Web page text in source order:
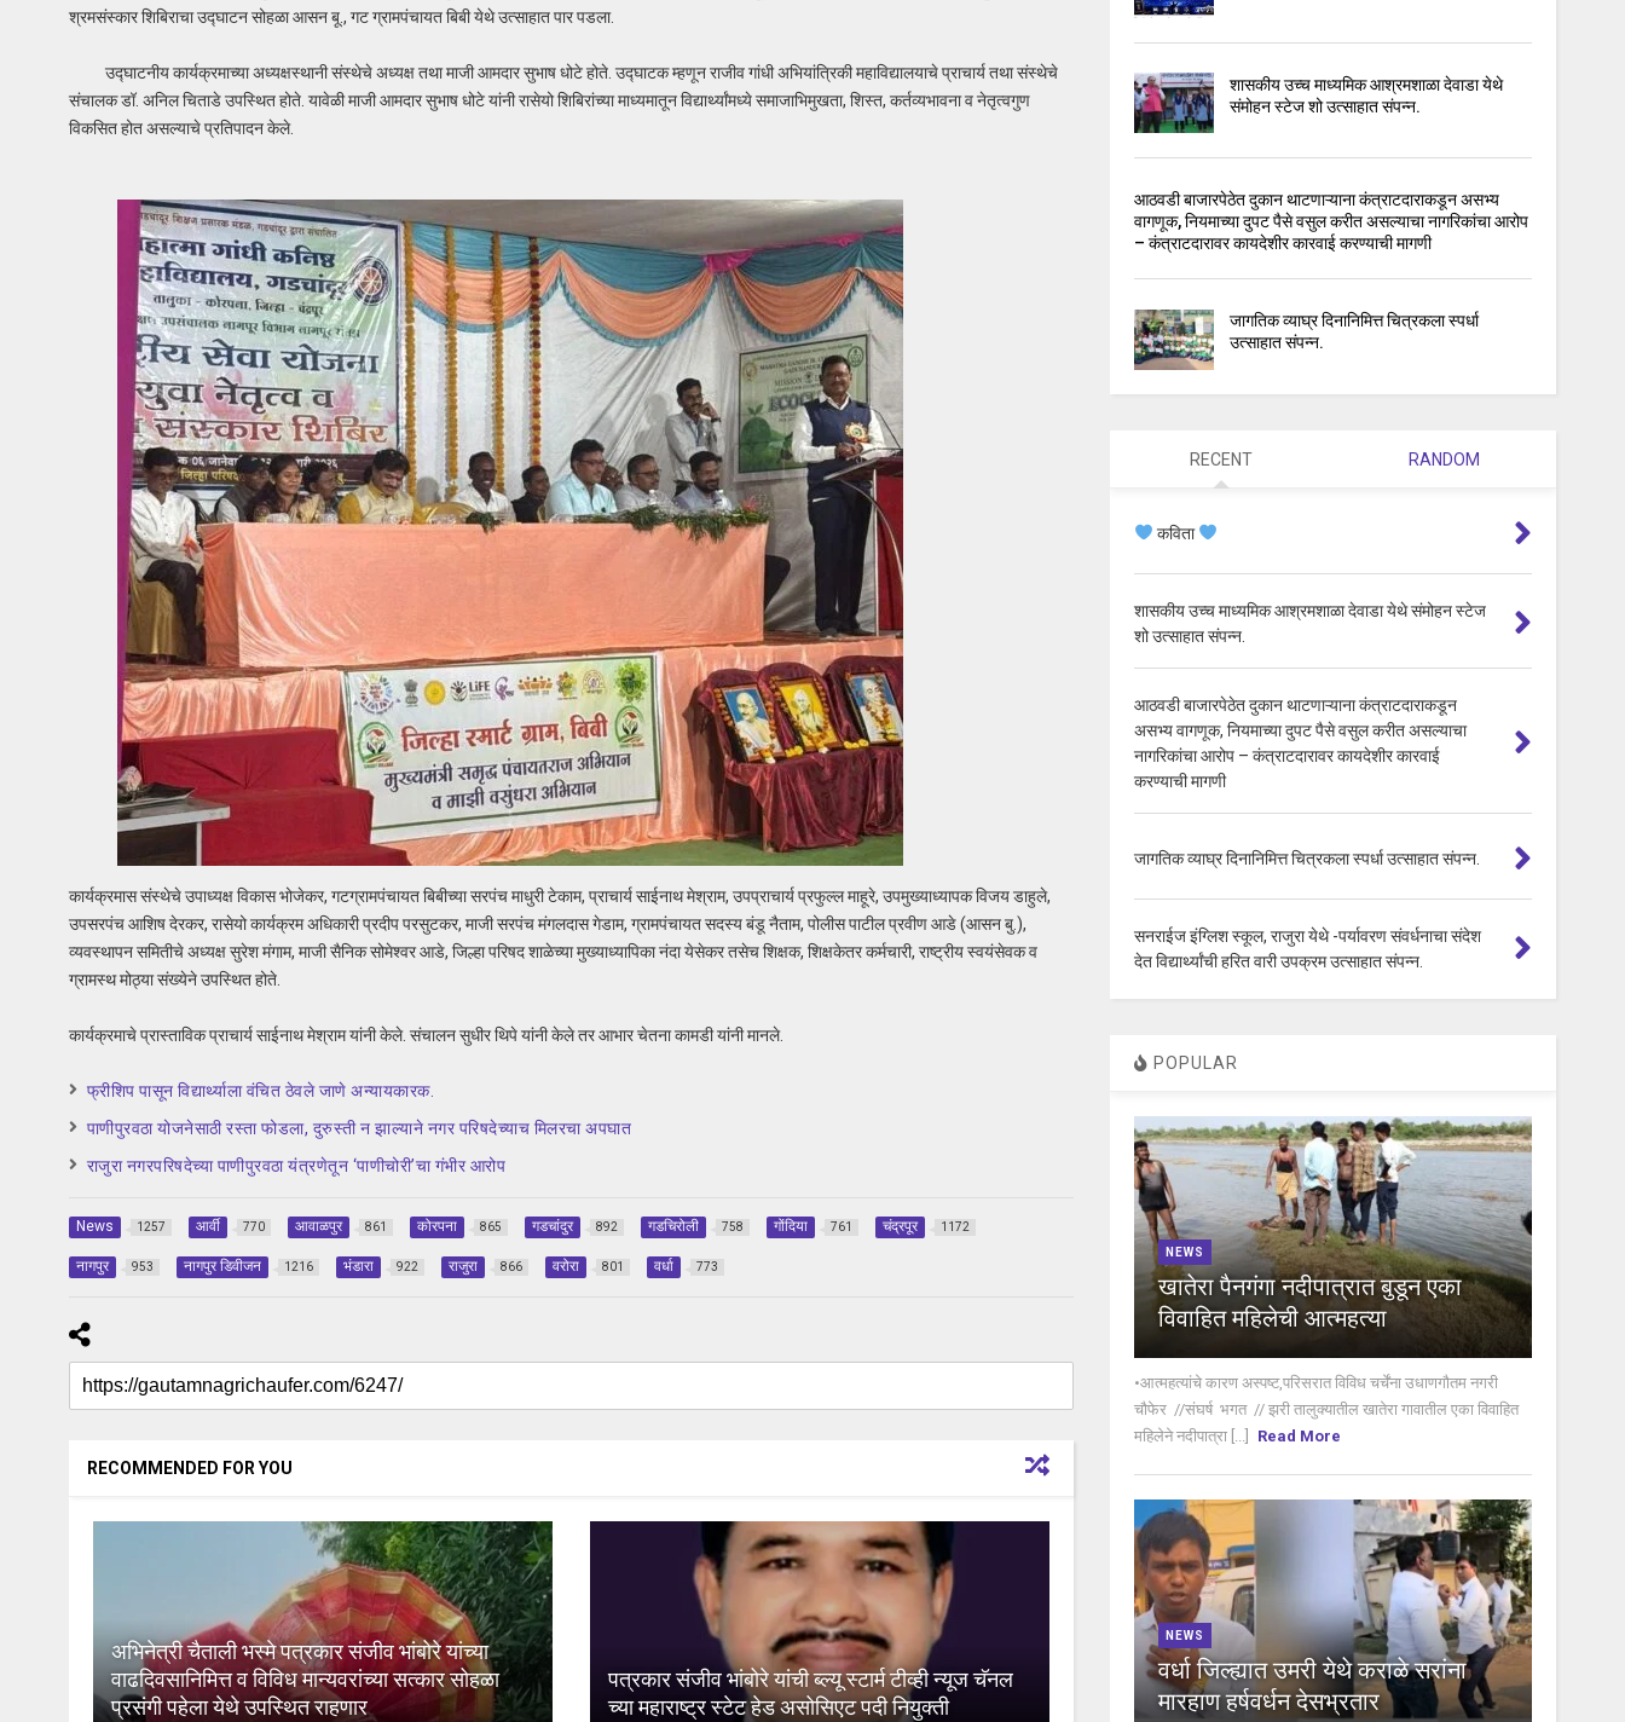
श्रमसंस्कार शिबिराचा उद्घाटन सोहळा आसन बू., गट ग्रामपंचायत बिबी येथे उत्साहात पार पडला.
उद्घाटनीय कार्यक्रमाच्या अध्यक्षस्थानी संस्थेचे अध्यक्ष तथा माजी आमदार सुभाष धोटे होते. उद्घाटक म्हणून राजीव गांधी अभियांत्रिकी महाविद्यालयाचे प्राचार्य तथा संस्थेचे
संचालक डॉ. अनिल चिताडे उपस्थित होते. यावेळी माजी आमदार सुभाष धोटे यांनी रासेयो शिबिरांच्या माध्यमातून विद्यार्थ्यांमध्ये समाजाभिमुखता, शिस्त, कर्तव्यभावना व नेतृत्वगुण
विकसित होत असल्याचे प्रतिपादन केले.
कार्यक्रमास संस्थेचे उपाध्यक्ष विकास भोजेकर, गटग्रामपंचायत बिबीच्या सरपंच माधुरी टेकाम, प्राचार्य साईनाथ मेश्राम, उपप्राचार्य प्रफुल्ल माहूरे, उपमुख्याध्यापक विजय डाहुले,
उपसरपंच आशिष देरकर, रासेयो कार्यक्रम अधिकारी प्रदीप परसुटकर, माजी सरपंच मंगलदास गेडाम, ग्रामपंचायत सदस्य बंडू नैताम, पोलीस पाटील प्रवीण आडे (आसन बु.),
व्यवस्थापन समितीचे अध्यक्ष सुरेश मंगाम, माजी सैनिक सोमेश्वर आडे, जिल्हा परिषद शाळेच्या मुख्याध्यापिका नंदा येसेकर तसेच शिक्षक, शिक्षकेतर कर्मचारी, राष्ट्रीय स्वयंसेवक व
ग्रामस्थ मोठ्या संख्येने उपस्थित होते.
कार्यक्रमाचे प्रास्ताविक प्राचार्य साईनाथ मेश्राम यांनी केले. संचालन सुधीर थिपे यांनी केले तर आभार चेतना कामडी यांनी मानले.
फ्रीशिप पासून विद्यार्थ्याला वंचित ठेवले जाणे अन्यायकारक.
पाणीपुरवठा योजनेसाठी रस्ता फोडला, दुरुस्ती न झाल्याने नगर परिषदेच्याच मिलरचा अपघात
राजुरा नगरपरिषदेच्या पाणीपुरवठा यंत्रणेतून ‘पाणीचोरी’चा गंभीर आरोप
News 1257 आर्वी 770 आवाळपुर 861 कोरपना 865 गडचांदुर 892 गडचिरोली 758 गोंदिया 761 चंद्रपूर 1172
नागपुर 953 नागपुर डिवीजन 1216 भंडारा 922 राजुरा 866 वरोरा 801 वर्धा 773
RECOMMENDED FOR YOU
अभिनेत्री चैताली भस्मे पत्रकार संजीव भांबोरे यांच्या
वाढदिवसानिमित्त व विविध मान्यवरांच्या सत्कार सोहळा
प्रसंगी पहेला येथे उपस्थित राहणार
पत्रकार संजीव भांबोरे यांची ब्ल्यू स्टार्म टीव्ही न्यूज चॅनल
च्या महाराष्ट्र स्टेट हेड असोसिएट पदी नियुक्ती
शासकीय उच्च माध्यमिक आश्रमशाळा देवाडा येथे
संमोहन स्टेज शो उत्साहात संपन्न.
आठवडी बाजारपेठेत दुकान थाटणाऱ्याना कंत्राटदाराकडून असभ्य
वागणूक, नियमाच्या दुपट पैसे वसुल करीत असल्याचा नागरिकांचा आरोप
– कंत्राटदारावर कायदेशीर कारवाई करण्याची मागणी
जागतिक व्याघ्र दिनानिमित्त चित्रकला स्पर्धा
उत्साहात संपन्न.
RECENT RANDOM
कविता
शासकीय उच्च माध्यमिक आश्रमशाळा देवाडा येथे संमोहन स्टेज
शो उत्साहात संपन्न.
आठवडी बाजारपेठेत दुकान थाटणाऱ्याना कंत्राटदाराकडून
असभ्य वागणूक, नियमाच्या दुपट पैसे वसुल करीत असल्याचा
नागरिकांचा आरोप – कंत्राटदारावर कायदेशीर कारवाई
करण्याची मागणी
जागतिक व्याघ्र दिनानिमित्त चित्रकला स्पर्धा उत्साहात संपन्न.
सनराईज इंग्लिश स्कूल, राजुरा येथे -पर्यावरण संवर्धनाचा संदेश
देत विद्यार्थ्यांची हरित वारी उपक्रम उत्साहात संपन्न.
POPULAR
NEWS
खातेरा पैनगंगा नदीपात्रात बुडून एका
विवाहित महिलेची आत्महत्या
•आत्महत्यांचे कारण अस्पष्ट,परिसरात विविध चर्चेंना उधाणगौतम नगरी
चौफेर //संघर्ष भगत // झरी तालुक्यातील खातेरा गावातील एका विवाहित
महिलेने नदीपात्रा [...]
Read More
NEWS
वर्धा जिल्ह्यात उमरी येथे कराळे सरांना
मारहाण हर्षवर्धन देसभ्रतार